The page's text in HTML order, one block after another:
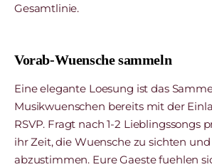
Gesamtlinie.
Vorab-Wuensche sammeln
Eine elegante Loesung ist das
Musikwuenschen bereits mit der
RSVP. Fragt nach 1-2 Lieblingssongs
ihr Zeit, die Wuensche zu sichten
abzustimmen. Eure Gaeste fuehlen